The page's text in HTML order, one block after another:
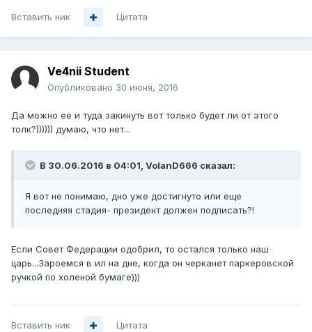
Вставить ник Цитата
Ve4nii Student
Опубликовано 30 июня, 2016
Да можно ее и туда закинуть вот только будет ли от этого
толк?)))))) думаю, что нет...
В 30.06.2016 в 04:01, VolanD666 сказал:
Я вот не понимаю, дно уже достигнуто или еще
последняя стадия- президент должен подписать?!
Если Совет Федерации одобрил, то остался только наш
царь...Зароемся в ил на дне, когда он черканет паркеровской
ручкой по холеной бумаге)))
Вставить ник Цитата